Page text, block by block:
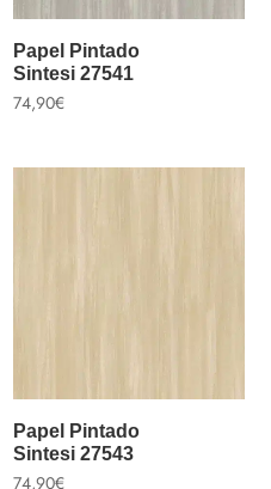
Papel Pintado
Sintesi 27541
74,90€
Papel Pintado
Sintesi 27543
74,90€